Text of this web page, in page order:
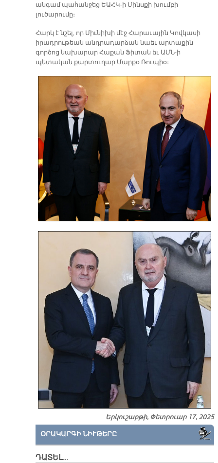
անգամ պահանջեց ԵԱՀԿ-ի Մինսքի խումբի
լուծարումը։
Հարկ է նշել, որ Միւնիխի մէջ Հարաւային Կովկասի
իրադրութեան անդրադարձան նաեւ արտաքին
գործոց նախարար Հաքան Ֆիտան եւ ԱՄՆ-ի
պետական քարտուղար Մարքօ Ռուպիօ։
Երկուշաբթի, Փետրուար 17, 2025
ՕՐԱԿԱՐԳԻ ՆԻՒԹԵՐԸ
ԴԱՏԵԼ…